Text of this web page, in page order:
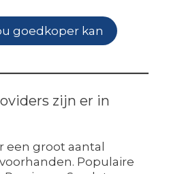
goedkoper kan
zijn er in
een groot aantal
Populaire